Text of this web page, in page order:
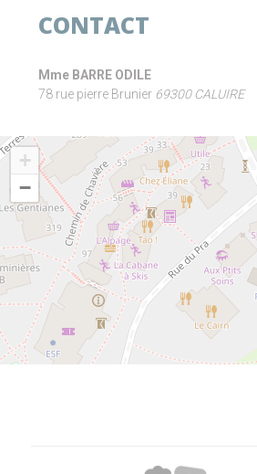
CONTACT
Mme BARRE ODILE
78 rue pierre Brunier 69300 CALUIRE
+
−